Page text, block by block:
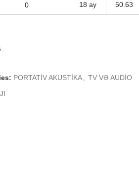
18 ay 50.63
PORTATİV AKUSTİKA
TV VƏ AUDİO